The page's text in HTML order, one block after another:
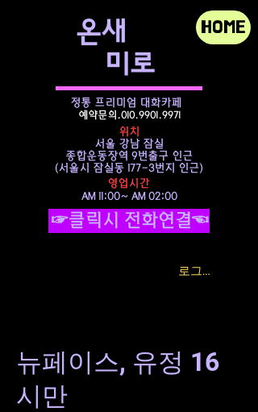
​온새
미로
HOME
정통 프리미엄 대화카페
예약문의.010.9901.9971
위치
서울 강남 잠실
종합운동장역 9번출구 인근
​(서울시 잠실동 177-3번지 인근)
영업시간
AM 11:00~ AM 02:00
☞클릭시 전화연결☜
로그인
뉴페이스, 유정 16
시만